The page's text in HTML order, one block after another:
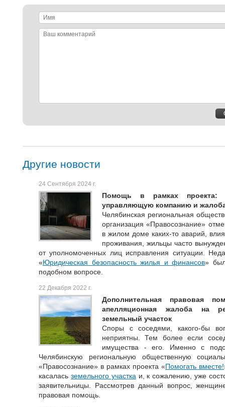
Имя
Ваш
Другие новости
24 Сентября 2024 г.
Помощь в рамках проекта:
управляющую компанию и
Челябинская региональная
организация «Правосознание»
в жилом доме каких-то аварий,
проживания, жильцы часто
от уполномоченных лиц исправления ситуации.
«Юридическая безопасность жилья и финансов»
подобном вопросе.
22 Декабря 2022 г.
Дополнительная правовая
апелляционная жалоба на
земельный участок
Споры с соседями, какого-бы
неприятны. Тем более если
имущества - его. Именно с
Челябинскую региональную общественную
«Правосознание» в рамках проекта «Помогать вместе!
касалась земельного участка и, к сожалению, уже
заявительницы. Рассмотрев данный вопрос,
правовая помощь.